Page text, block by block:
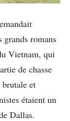
grands romans
Vietnam, qui
de chasse
brutale et
étaient un
Dallas.